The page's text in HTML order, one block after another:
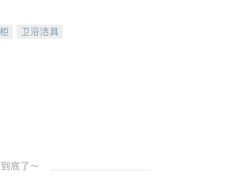
卫浴洁具